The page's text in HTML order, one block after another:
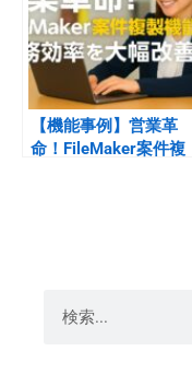
【機能事例】営業革
命！FileMaker案件複